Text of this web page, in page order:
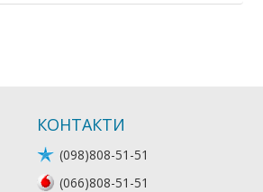
КОНТАКТИ
(098)808-51-51
(066)808-51-51